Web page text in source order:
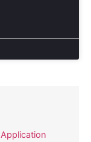
Application